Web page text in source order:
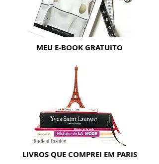
MEU E-BOOK GRATUITO
LIVROS QUE COMPREI EM PARIS